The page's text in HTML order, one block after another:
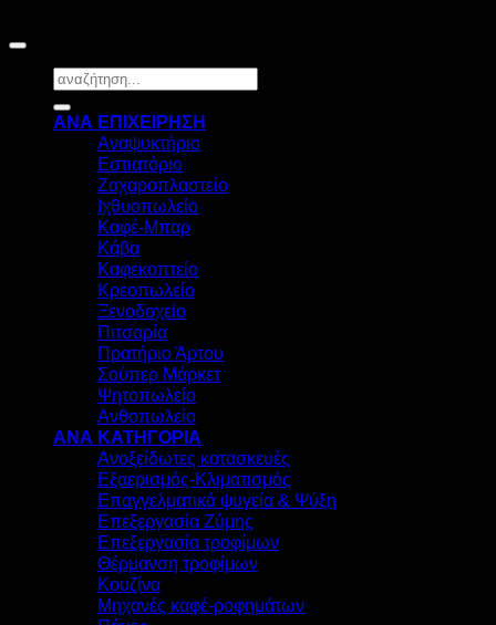
Αναζήτηση
για:
ΑΝΑ ΕΠΙΧΕΙΡΗΣΗ
Αναψυκτήριο
Εστιατόριο
Ζαχαροπλαστείο
Ιχθυοπωλείο
Καφέ-Μπαρ
Κάβα
Καφεκοπτείο
Κρεοπωλείο
Ξενοδοχείο
Πιτσαρία
Πρατήριο Άρτου
Σούπερ Μάρκετ
Ψητοπωλείο
Ανθοπωλείο
ΑΝΑ ΚΑΤΗΓΟΡΙΑ
Ανοξείδωτες κατασκευές
Εξαερισμός-Κλιματισμός
Επαγγελματικά ψυγεία & Ψύξη
Επεξεργασία Ζύμης
Επεξεργασία τροφίμων
Θέρμανση τροφίμων
Κουζίνα
Μηχανές καφέ-ροφημάτων